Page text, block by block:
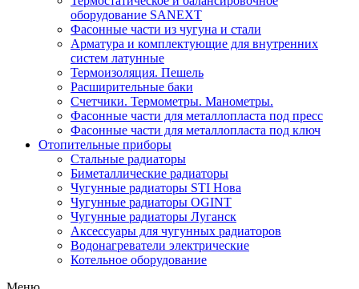
оборудование SANEXT
Фасонные части из чугуна и стали
Арматура и комплектующие для внутренних
систем латунные
Термоизоляция. Пешель
Расширительные баки
Счетчики. Термометры. Манометры.
Фасонные части для металлопласта под пресс
Фасонные части для металлопласта под ключ
Отопительные приборы
Стальные радиаторы
Биметаллические радиаторы
Чугунные радиаторы STI Нова
Чугунные радиаторы OGINT
Чугунные радиаторы Луганск
Аксессуары для чугунных радиаторов
Водонагреватели электрические
Котельное оборудование